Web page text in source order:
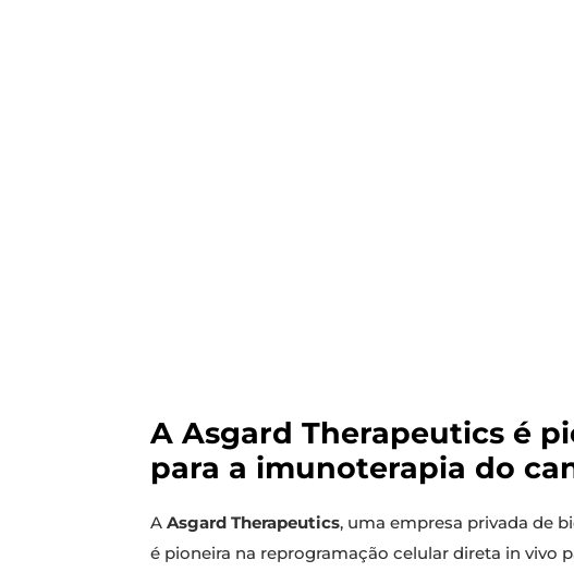
A Asgard Therapeutics é
para a imunoterapia do
A Asgard Therapeutics, uma empresa privada de
é pioneira na reprogramação celular direta in vivo